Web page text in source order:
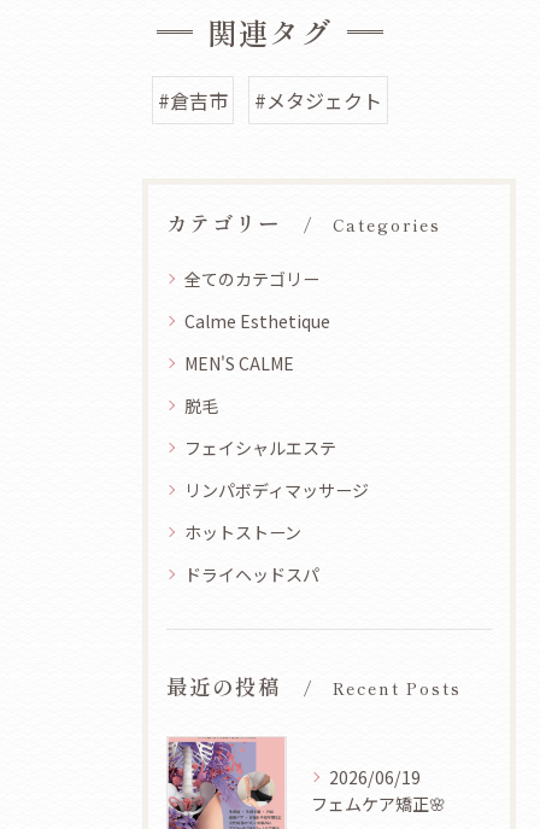
関連タグ
#倉吉市 #メタジェクト
カテゴリー Categories
全てのカテゴリー
Calme Esthetique
MEN'S CALME
脱毛
フェイシャルエステ
リンパボディマッサージ
ホットストーン
ドライヘッドスパ
最近の投稿 Recent Posts
2026/06/19
フェムケア矯正🌸